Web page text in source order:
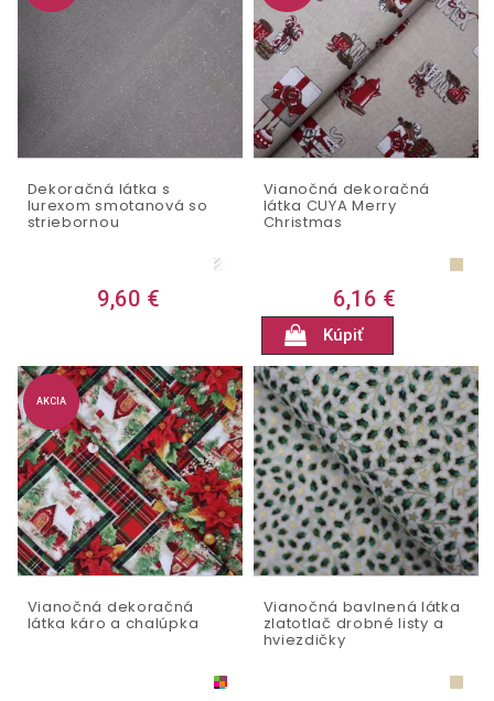
Dekoračná látka s
lurexom smotanová so
striebornou
9,60 €
Vianočná dekoračná
látka CUYA Merry
Christmas
6,16 €
Kúpiť
AKCIA
Vianočná dekoračná
látka káro a chalúpka
Vianočná bavlnená látka
zlatotlač drobné listy a
hviezdičky